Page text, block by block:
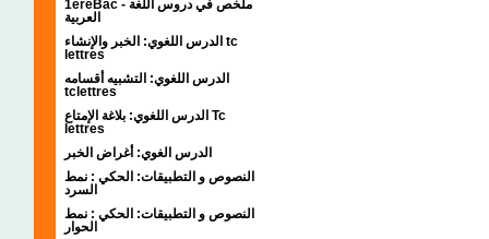
1éreBac - ملخص في دروس اللغة
العربية
الدرس اللغوي: الخبر والإنشاء tc
lettres
الدرس اللغوي: التشبيه أقسامه
tclettres
الدرس اللغوي: بلاغة الإمتاع Tc
lettres
الدرس الغوي: أغراض الخبر
النصوص و التطبيقات: الحكي : نمط
السرد
النصوص و التطبيقات: الحكي : نمط
الحوار